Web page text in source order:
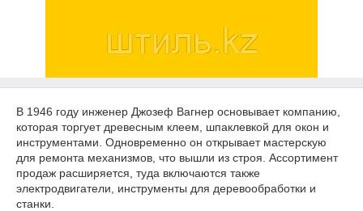
В 1946 году инженер Джозеф Вагнер основывает компанию,
которая торгует древесным клеем, шпаклевкой для окон и
инструментами. Одновременно он открывает мастерскую
для ремонта механизмов, что вышли из строя. Ассортимент
продаж расширяется, туда включаются также
электродвигатели, инструменты для деревообработки и
станки.